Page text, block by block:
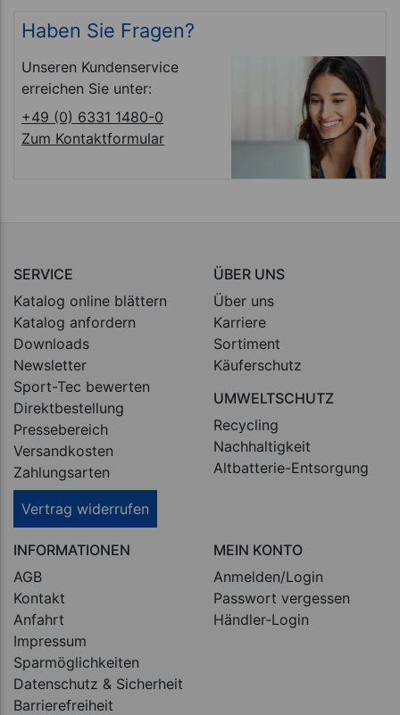
Haben Sie Fragen?
Unseren Kundenservice
erreichen Sie unter:
+49 (0) 6331 1480-0
Zum Kontaktformular
SERVICE
Katalog online blättern
Katalog anfordern
Downloads
Newsletter
Sport-Tec bewerten
Direktbestellung
Pressebereich
Versandkosten
Zahlungsarten
Vertrag widerrufen
ÜBER UNS
Über uns
Karriere
Sortiment
Käuferschutz
UMWELTSCHUTZ
Recycling
Nachhaltigkeit
Altbatterie-Entsorgung
INFORMATIONEN
AGB
Kontakt
Anfahrt
Impressum
Sparmöglichkeiten
Datenschutz & Sicherheit
Barrierefreiheit
MEIN KONTO
Anmelden/Login
Passwort vergessen
Händler-Login